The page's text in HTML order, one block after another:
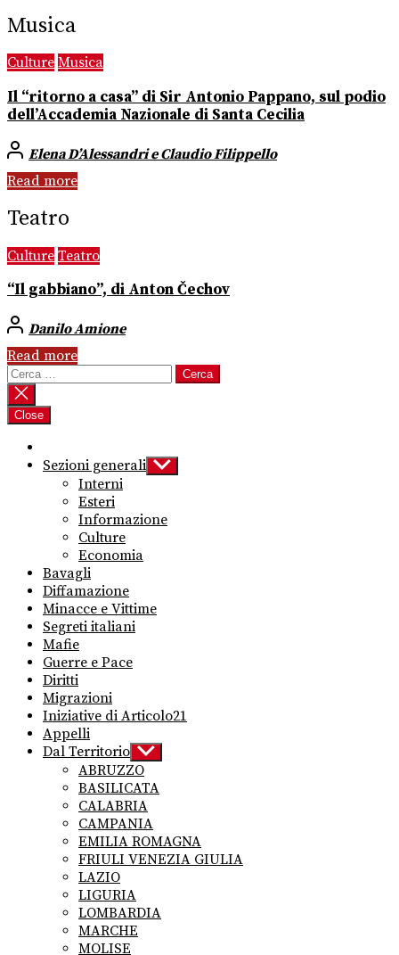
Musica
Culture Musica
Il “ritorno a casa” di Sir Antonio Pappano, sul podio
dell’Accademia Nazionale di Santa Cecilia
Elena D’Alessandri e Claudio Filippello
Read more
Teatro
Culture Teatro
“Il gabbiano”, di Anton Čechov
Danilo Amione
Read more
Ricerca
per:
Close
Sezioni generali Show
sub
Interni
Esteri
Informazione
Culture
Economia
Bavagli
Diffamazione
Minacce e Vittime
Segreti italiani
Mafie
Guerre e Pace
Diritti
Migrazioni
Iniziative di Articolo21
Appelli
Dal Territorio Show
sub
menu
ABRUZZO
BASILICATA
CALABRIA
CAMPANIA
EMILIA ROMAGNA
FRIULI VENEZIA GIULIA
LAZIO
LIGURIA
LOMBARDIA
MARCHE
MOLISE